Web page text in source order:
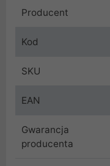
Producent
Kod
SKU
EAN
Gwarancja
producenta